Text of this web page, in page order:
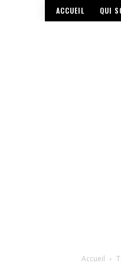
ACCUEIL QUI
Accueil